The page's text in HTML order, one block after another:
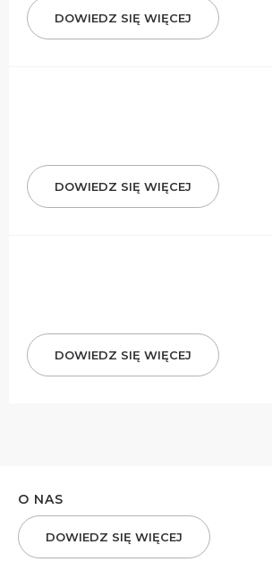
DOWIEDZ SIĘ WIĘCEJ
DOWIEDZ SIĘ WIĘCEJ
DOWIEDZ SIĘ WIĘCEJ
O NAS
DOWIEDZ SIĘ WIĘCEJ